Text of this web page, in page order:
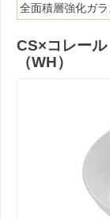
全面積層強化ガラ
CS×コレー
（WH）